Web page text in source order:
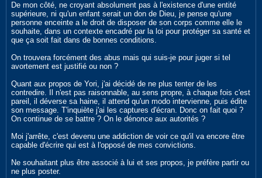
De mon côté, ne croyant absolument pas à l'existence d'une entité
supérieure, ni qu'un enfant serait un don de Dieu, je pense qu'une
personne enceinte a le droit de disposer de son corps comme elle le
souhaite, dans un contexte encadré par la loi pour protéger sa santé et
que ça soit fait dans de bonnes conditions.
On trouvera forcément des abus mais qui suis-je pour juger si tel
avortement est justifié ou non ?
Quant aux propos de Yori, j'ai décidé de ne plus tenter de les
contredire. Il n'est pas raisonnable, au sens propre, à chaque fois c'est
pareil, il déverse sa haine, il attend qu'un modo intervienne, puis édite
son message. T'inquiète j'ai les captures d'écran. Donc on fait quoi ?
On continue de se battre ? On le dénonce aux autorités ?
Moi j'arrête, c'est devenu une addiction de voir ce qu'il va encore être
capable d'écrire qui est à l'opposé de mes convictions.
Ne souhaitant plus être associé à lui et ses propos, je préfère partir ou
ne plus poster.